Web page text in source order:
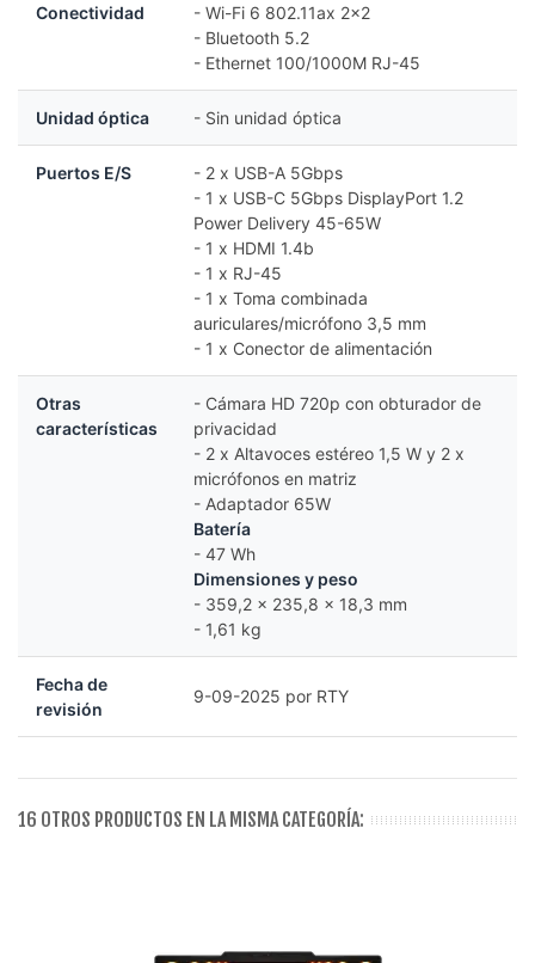
Conectividad
- Wi-Fi 6 802.11ax 2x2
- Bluetooth 5.2
- Ethernet 100/1000M RJ-45
Unidad óptica - Sin unidad óptica
Puertos E/S
- 2 x USB-A 5Gbps
- 1 x USB-C 5Gbps DisplayPort 1.2
Power Delivery 45-65W
- 1 x HDMI 1.4b
- 1 x RJ-45
- 1 x Toma combinada
auriculares/micrófono 3,5 mm
- 1 x Conector de alimentación
Otras
características
- Cámara HD 720p con obturador de
privacidad
- 2 x Altavoces estéreo 1,5 W y 2 x
micrófonos en matriz
- Adaptador 65W
Batería
- 47 Wh
Dimensiones y peso
- 359,2 x 235,8 x 18,3 mm
- 1,61 kg
Fecha de
revisión
9-09-2025 por RTY
16 OTROS PRODUCTOS EN LA MISMA CATEGORÍA: